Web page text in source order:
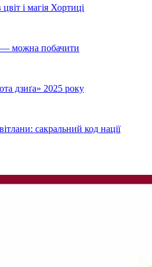
і магія Хортиці
можна побачити
дзиґа» 2025 року
сакральний код нації